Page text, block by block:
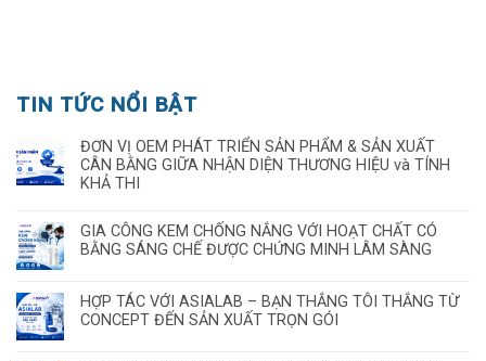
TIN TỨC NỔI BẬT
ĐƠN VỊ OEM PHÁT TRIỂN SẢN PHẨM & SẢN XUẤT
CÂN BẰNG GIỮA NHẬN DIỆN THƯƠNG HIỆU và TÍNH
KHẢ THI
GIA CÔNG KEM CHỐNG NẮNG VỚI HOẠT CHẤT CÓ
BẰNG SÁNG CHẾ ĐƯỢC CHỨNG MINH LÂM SÀNG
HỢP TÁC VỚI ASIALAB – BẠN THẮNG TÔI THẮNG TỪ
CONCEPT ĐẾN SẢN XUẤT TRỌN GÓI